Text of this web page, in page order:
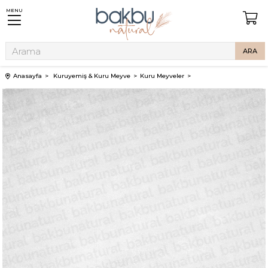
MENU
Anasayfa Kuruyemiş & Kuru Meyve Kuru Meyveler